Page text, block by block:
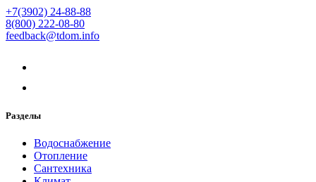
+7(3902) 24-88-88
8(800) 222-08-80
feedback@tdom.info
Разделы
Водоснабжение
Отопление
Сантехника